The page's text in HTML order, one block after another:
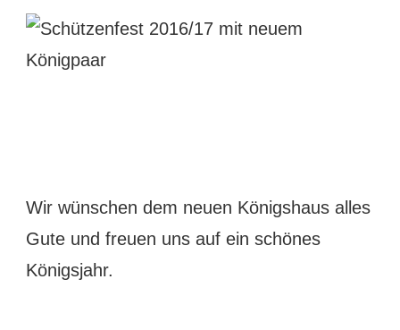
Wir wünschen dem neuen Königshaus alles
Gute und freuen uns auf ein schönes
Königsjahr.